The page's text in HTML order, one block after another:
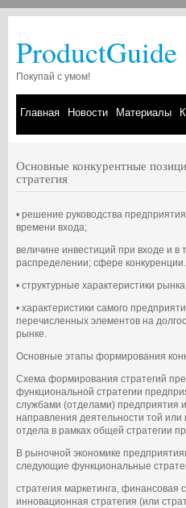
ProductGuide
Покупай с умом!
Главная Новости Материалы
Основные конкурентные
стратегия
• решение руководства
времени входа;
величине инвестиций при входе и в
распределении; сфере конкуренции.
• структурные характеристики
• характеристики самого
перечисленных элементов на
рынке.
Основные этапы формирования
Схема формирования стратегий
функциональной стратегии
службами (отделами) предприятия
направления деятельности той
отдела в рамках общей стратегии
В рыночной экономике
следующие функциональные
стратегия маркетинга, финансовая
инновационная стратегия (или